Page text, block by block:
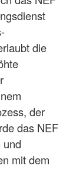
die
der
das NEF
und
mit dem